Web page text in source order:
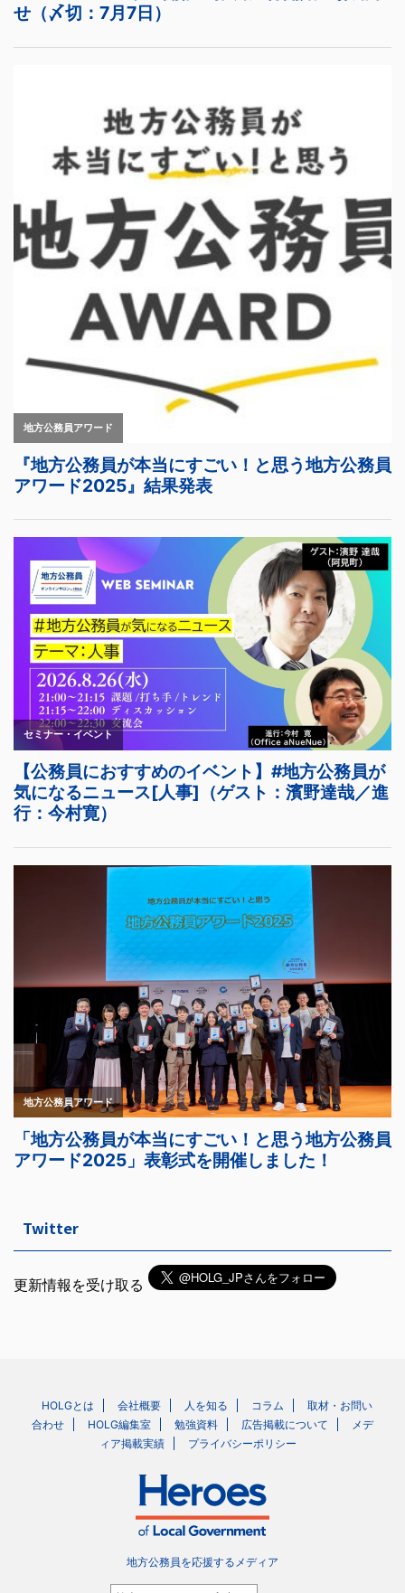
Twitter
更新情報を受け取る
HOLGとは 会社概要 人を知る コラム
取材・お問い
合わせ
HOLG編集室 勉強資料 広告掲載について
メデ
ィア掲載実績
プライバシーポリシー
地方公務員を応援するメディア